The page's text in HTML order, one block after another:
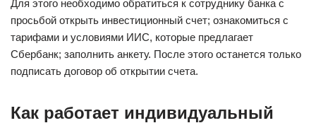
Для этого необходимо обратиться к сотруднику банка с
просьбой открыть инвестиционный счет; ознакомиться с
тарифами и условиями ИИС, которые предлагает
Сбербанк; заполнить анкету. После этого останется только
подписать договор об открытии счета.
Как работает индивидуальный